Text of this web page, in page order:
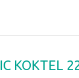
KOKTEL